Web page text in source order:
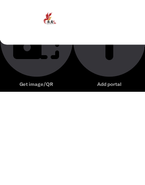
Unmute
sushi, ramen và món ăn truyền thống hấp dẫn.
Get image/QR Add portal